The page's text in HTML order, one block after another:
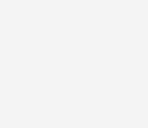
DIN EN 1932:2013
Markisen
CE-Kennzeichnung von